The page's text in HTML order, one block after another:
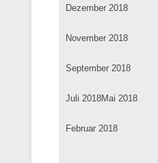
Dezember 2018
November 2018
September 2018
Juli 2018Mai 2018
Februar 2018